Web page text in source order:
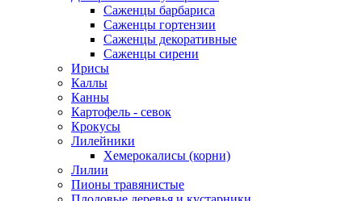
Саженцы барбариса
Саженцы гортензии
Саженцы декоративные
Саженцы сирени
Ирисы
Каллы
Канны
Картофель - севок
Крокусы
Лилейники
Хемерокалисы (корни)
Лилии
Пионы травянистые